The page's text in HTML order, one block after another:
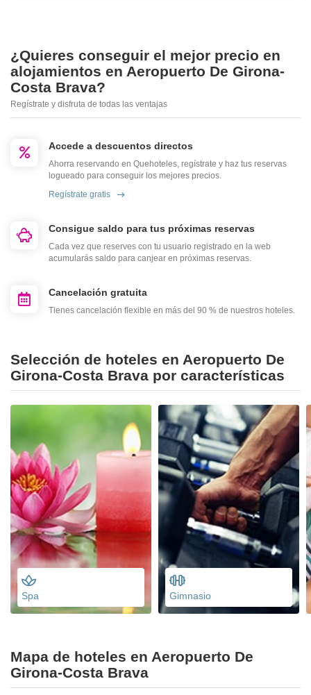
¿Quieres conseguir el mejor precio en
alojamientos en Aeropuerto De Girona-
Costa Brava?
Regístrate y disfruta de todas las ventajas
Accede a descuentos directos
Ahorra reservando en Quehoteles, regístrate y haz tus reservas
logueado para conseguir los mejores precios.
Regístrate gratis
Consigue saldo para tus próximas reservas
Cada vez que reserves con tu usuario registrado en la web
acumularás saldo para canjear en próximas reservas.
Cancelación gratuita
Tienes cancelación flexible en más del 90 % de nuestros hoteles.
Selección de hoteles en Aeropuerto De
Girona-Costa Brava por características
Spa Gimnasio
Mapa de hoteles en Aeropuerto De
Girona-Costa Brava